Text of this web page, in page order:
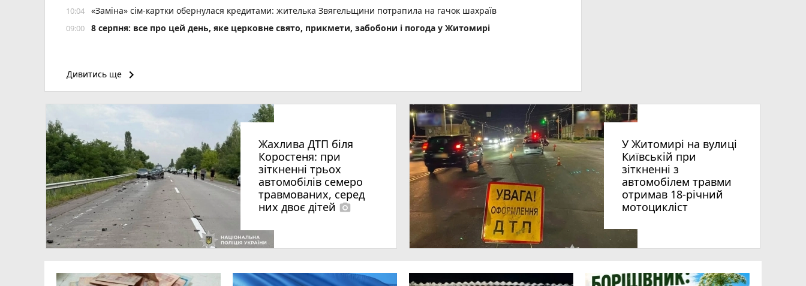
10:04 «Заміна» сім-картки обернулася кредитами: жителька Звягельщини потрапила на гачок шахраїв
09:00 8 серпня: все про цей день, яке церковне свято, прикмети, забобони і погода у Житомирі
Дивитись ще keyboard_arrow_right
Жахлива ДТП біля
Коростеня: при
зіткненні трьох
автомобілів семеро
травмованих, серед
них двоє дітей photo_camera
У Житомирі на вулиці
Київській при
зіткненні з
автомобілем травми
отримав 18-річний
мотоцикліст